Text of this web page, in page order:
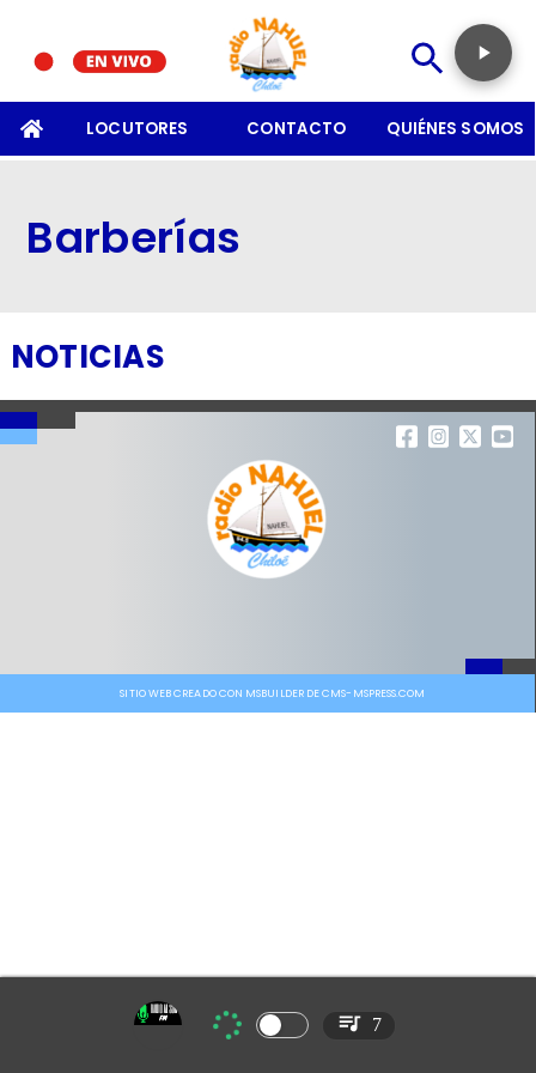
LOCUTORES CONTACTO QUIÉNES SOMOS
Barberías
NOTICIAS
SITIO WEB CREADO CON MSBUILDER DE CMS-MSPRESS.COM
7